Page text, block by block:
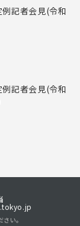
記者会見(令和
記者会見(令和
い。